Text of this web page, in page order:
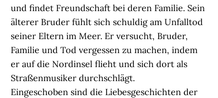
und findet Freundschaft bei deren Familie. Sein
älterer Bruder fühlt sich schuldig am Unfalltod
seiner Eltern im Meer. Er versucht, Bruder,
Familie und Tod vergessen zu machen, indem
er auf die Nordinsel flieht und sich dort als
Straßenmusiker durchschlägt.
Eingeschoben sind die Liebesgeschichten der